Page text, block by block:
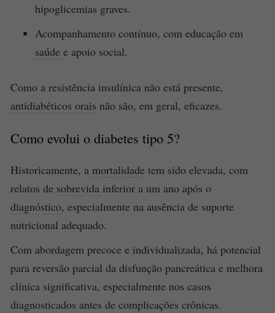
hipoglicemias graves.
Acompanhamento contínuo, com educação em
saúde e apoio social.
Como a resistência insulínica não está presente,
antidiabéticos orais não são, em geral, eficazes.
Como evolui o diabetes tipo 5?
Historicamente, a mortalidade tem sido elevada, com
relatos de sobrevida inferior a um ano após o
diagnóstico, especialmente na ausência de suporte
nutricional adequado.
Com abordagem precoce e individualizada, há potencial
para reversão parcial da disfunção pancreática e melhora
clínica significativa, especialmente nos casos
diagnosticados antes de complicações crônicas.